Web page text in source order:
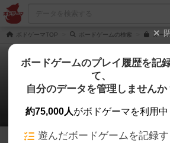
ボドゲーマTOP ボードゲームの検索 ヌー
ヌースフィヨル
拡張/関連作品 3件
30 1 24
ボードゲームのプレイ履歴を記
て、
自分のデータを管理しませんか
約75,000人がボドゲーマを利用中
遊んだボードゲームを記録す